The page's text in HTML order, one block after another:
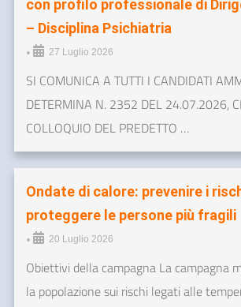
con profilo professionale di
– Disciplina Psichiatria
• 27 Luglio 2026
SI COMUNICA A TUTTI I CANDIDATI
DETERMINA N. 2352 DEL 24.07.2026,
COLLOQUIO DEL PREDETTO …
Ondate di calore: prevenire i
proteggere le persone più fragili
• 20 Luglio 2026
Obiettivi della campagna La campagna
la popolazione sui rischi legati alle